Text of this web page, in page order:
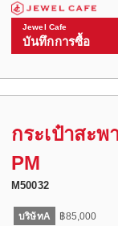
Jewel Cafe
บันทึกการซื้อ
กระเป๋าสะ
PM
M50032
บริษัทA
฿85,000